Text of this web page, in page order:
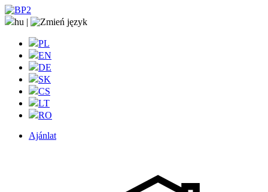
hu |
PL
EN
DE
SK
CS
LT
RO
Ajánlat